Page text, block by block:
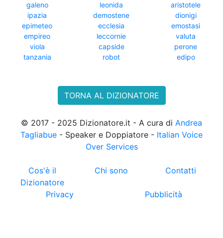
galeno
leonida
aristotele
ipazia
demostene
dionigi
epimeteo
ecclesia
emostasi
empireo
leccornie
valuta
viola
capside
perone
tanzania
robot edipo
TORNA AL DIZIONATORE
© 2017 - 2025 Dizionatore.it - A cura di Andrea
Tagliabue - Speaker e Doppiatore - Italian Voice
Over Services
Cos'è il
Dizionatore
Chi sono Contatti
Privacy Pubblicità